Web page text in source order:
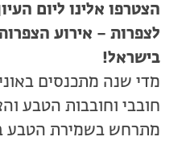
לצפרות – אירוע
בישראל!
מדי שנה מתכנסים
חובבי וחובבות הטבע
מתרחש בשמירת הטבע